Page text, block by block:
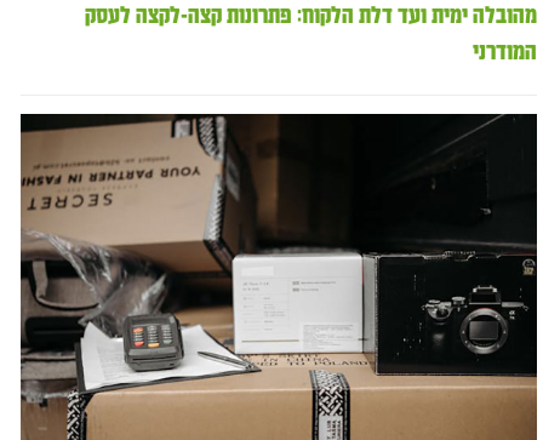
מהובלה ימית ועד דלת הלקוח: פתרונות קצה-לקצה לעסק
המודרני